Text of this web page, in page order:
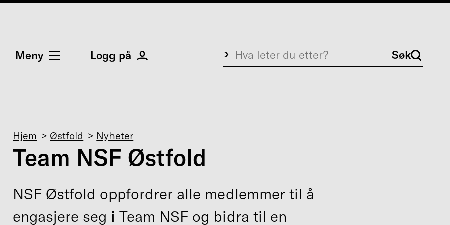
Meny Logg på Søk Søk
Navigasjonssti
Hjem Østfold Nyheter
Team NSF Østfold
NSF Østfold oppfordrer alle medlemmer til å
engasjere seg i Team NSF og bidra til en